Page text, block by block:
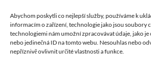
Abychom poskytli co nejlepší služby, používáme k
informacím o zařízení, technologie jako jsou soubory
technologiemi nám umožní zpracovávat údaje, jako
nebo jedinečná ID na tomto webu. Nesouhlas nebo
nepříznivě ovlivnit určité vlastnosti a funkce.
487 881 111
podatelna@mucl.cz